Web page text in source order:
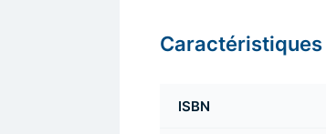
Caractéristiques
ISBN